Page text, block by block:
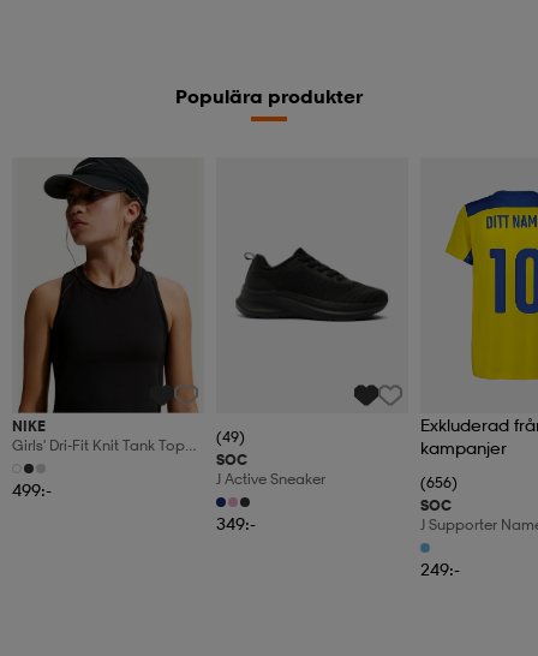
Populära produkter
NIKE
Girls' Dri-Fit Knit Tank Top
Mavn
499:-
(49)
SOC
J Active Sneaker
349:-
Exkluderad
kampanjer
(656)
SOC
J Supporter
249:-